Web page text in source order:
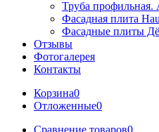
Труба
Фасадная плита
Фасадные плиты
Отзывы
Фотогалерея
Контакты
Корзина0
Отложенные0
Сравнение товаров0